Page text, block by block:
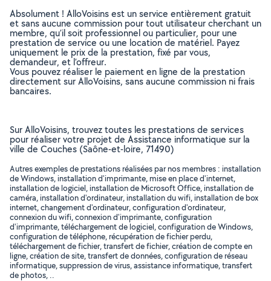
Absolument ! AlloVoisins est un service entièrement gratuit
et sans aucune commission pour tout utilisateur cherchant un
membre, qu’il soit professionnel ou particulier, pour une
prestation de service ou une location de matériel. Payez
uniquement le prix de la prestation, fixé par vous,
demandeur, et l’offreur.
Vous pouvez réaliser le paiement en ligne de la prestation
directement sur AlloVoisins, sans aucune commission ni frais
bancaires.
Sur AlloVoisins, trouvez toutes les prestations de services
pour réaliser votre projet de Assistance informatique sur la
ville de Couches (Saône-et-loire, 71490)
Autres exemples de prestations réalisées par nos membres : installation
de Windows, installation d'imprimante, mise en place d'internet,
installation de logiciel, installation de Microsoft Office, installation de
caméra, installation d'ordinateur, installation du wifi, installation de box
internet, changement d'ordinateur, configuration d'ordinateur,
connexion du wifi, connexion d'imprimante, configuration
d'imprimante, téléchargement de logiciel, configuration de Windows,
configuration de téléphone, récupération de fichier perdu,
téléchargement de fichier, transfert de fichier, création de compte en
ligne, création de site, transfert de données, configuration de réseau
informatique, suppression de virus, assistance informatique, transfert
de photos, ..